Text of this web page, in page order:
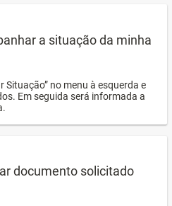
a situação da minha
Situação” no menu à esquerda e
Em seguida será informada a
documento solicitado